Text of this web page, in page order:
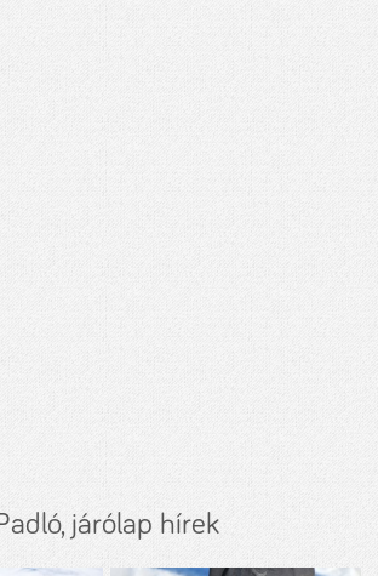
járólap hírek